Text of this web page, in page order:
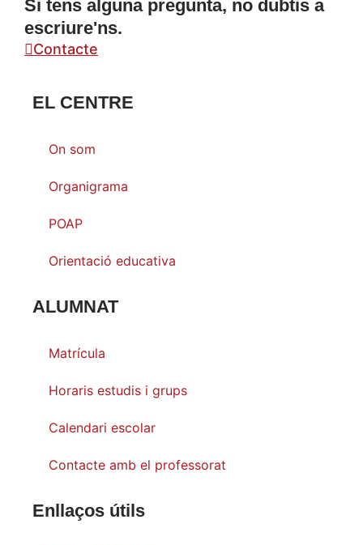
Si tens alguna pregunta, no dubtis a
escriure'ns.
Contacte
EL CENTRE
On som
Organigrama
POAP
Orientació educativa
ALUMNAT
Matrícula
Horaris estudis i grups
Calendari escolar
Contacte amb el professorat
Enllaços útils